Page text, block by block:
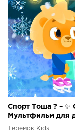
Спорт Тоша ? – ✨
Мультфильм для
Теремок Kids